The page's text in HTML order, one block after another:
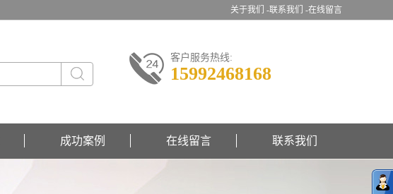
关于我们 -联系我们 -在线留言
客户服务热线:
15992468168
成功案例 在线留言 联系我们